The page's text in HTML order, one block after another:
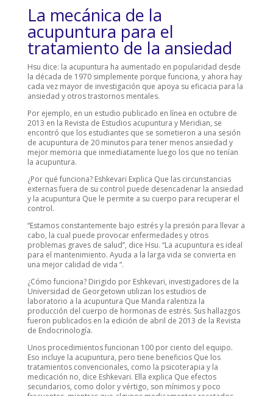
La mecánica de la
acupuntura para el
tratamiento de la ansiedad
Hsu dice: la acupuntura ha aumentado en popularidad desde
la década de 1970 simplemente porque funciona, y ahora hay
cada vez mayor de investigación que apoya su eficacia para la
ansiedad y otros trastornos mentales.
Por ejemplo, en un estudio publicado en línea en octubre de
2013 en la Revista de Estudios acupuntura y Meridian, se
encontró que los estudiantes que se sometieron a una sesión
de acupuntura de 20 minutos para tener menos ansiedad y
mejor memoria que inmediatamente luego los que no tenían
la acupuntura.
¿Por qué funciona? Eshkevari Explica Que las circunstancias
externas fuera de su control puede desencadenar la ansiedad
y la acupuntura Que le permite a su cuerpo para recuperar el
control.
“Estamos constantemente bajo estrés y la presión para llevar a
cabo, la cual puede provocar enfermedades y otros
problemas graves de salud”, dice Hsu. “La acupuntura es ideal
para el mantenimiento. Ayuda a la larga vida se convierta en
una mejor calidad de vida “.
¿Cómo funciona? Dirigido por Eshkevari, investigadores de la
Universidad de Georgetown utilizan los estudios de
laboratorio a la acupuntura Que Manda ralentiza la
producción del cuerpo de hormonas de estrés. Sus hallazgos
fueron publicados en la edición de abril de 2013 de la Revista
de Endocrinología.
Unos procedimientos funcionan 100 por ciento del equipo.
Eso incluye la acupuntura, pero tiene beneficios Que los
tratamientos convencionales, como la psicoterapia y la
medicación no, dice Eshkevari. Ella explica Que efectos
secundarios, como dolor y vértigo, son mínimos y poco